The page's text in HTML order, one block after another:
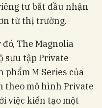
tư bắt đầu nhận
từ thị trường.
The Magnolia
sưu tập Private
phẩm M Series của
theo mô hình Private
việc kiến tạo một